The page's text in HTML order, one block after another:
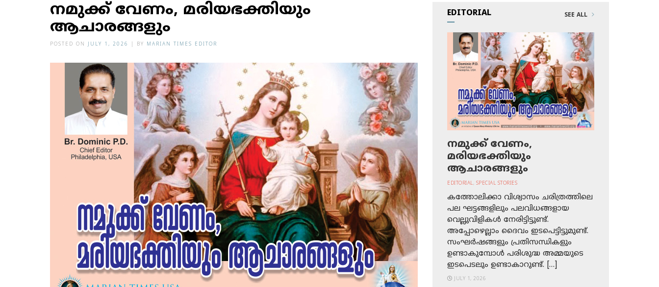
നമുക്ക് വേണം, മരിയഭക്തിയും
ആചാരങ്ങളും
POSTED ON JULY 1, 2026 BY MARIAN TIMES EDITOR
EDITORIAL SEE ALL
നമുക്ക് വേണം,
മരിയഭക്തിയും
ആചാരങ്ങളും
EDITORIAL, SPECIAL STORIES
കത്തോലിക്കാ വിശ്വാസം ചരിത്രത്തിലെ
പല ഘട്ടങ്ങളിലും പലവിധങ്ങളായ
വെല്ലുവിളികള്‍ നേരിട്ടിട്ടുണ്ട്.
അപ്പോഴെല്ലാം ദൈവം ഇടപെട്ടിട്ടുമുണ്ട്.
സംഘര്‍ഷങ്ങളും പ്രതിസന്ധികളും
ഉണ്ടാകുമ്പോള്‍ പരിശുദ്ധ അമ്മയുടെ
ഇടപെടലും ഉണ്ടാകാറുണ്ട്. […]
JULY 1, 2026